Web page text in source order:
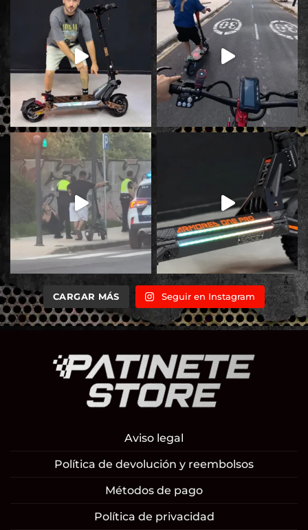
CARGAR MÁS Seguir en Instagram
Aviso legal
Política de devolución y reembolsos
Métodos de pago
Política de privacidad